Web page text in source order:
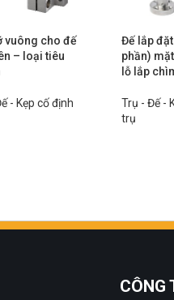
vuông cho đế
– loại tiêu
- Kẹp cố định
Đế lắp
phần)
lỗ lắp
Trụ - Đế -
trụ
CÔNG